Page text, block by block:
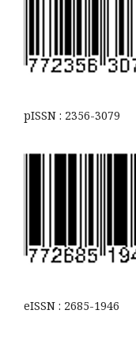
pISSN : 2356-3079
eISSN : 2685-1946